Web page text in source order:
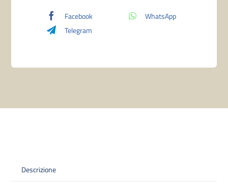
Lavender
Facebook
WhatsApp
Telegram
Descrizione